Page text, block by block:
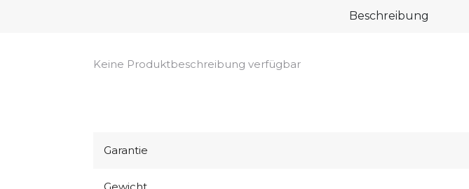
Beschreibung
Keine Produktbeschreibung verfügbar
Garantie